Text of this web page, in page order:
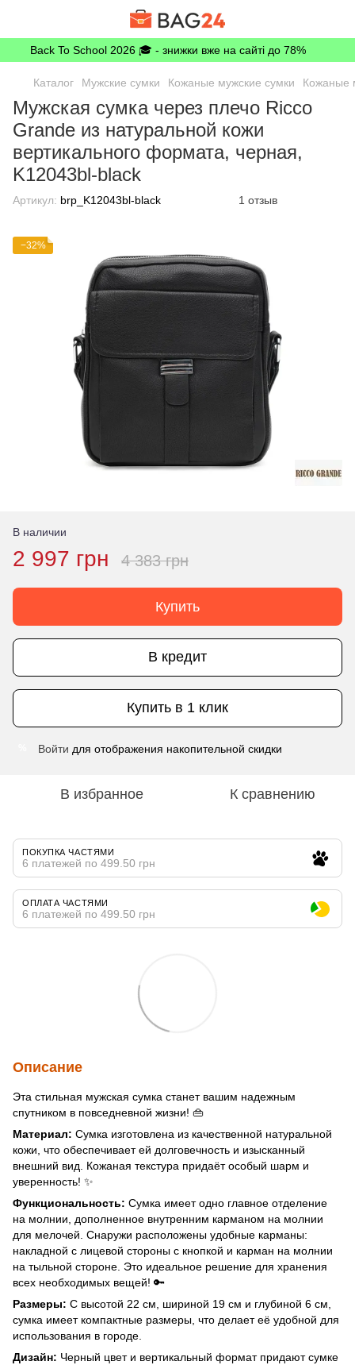
Back To School 2026 🎓 - знижки вже на сайті до 78%
Каталог Мужские сумки Кожаные мужские сумки Кожаные
Мужская сумка через плечо Ricco
Grande из натуральной кожи
вертикального формата, черная,
K12043bl-black
Артикул: brp_K12043bl-black 1 отзыв
−32%
В наличии
2 997 грн 4 383 грн
Купить
В кредит
Купить в 1 клик
Войти для отображения накопительной скидки
В избранное К сравнению
ПОКУПКА ЧАСТЯМИ
6 платежей по 499.50 грн
ОПЛАТА ЧАСТЯМИ
6 платежей по 499.50 грн
Описание
Эта стильная мужская сумка станет вашим надежным
спутником в повседневной жизни! 👜
Материал: Сумка изготовлена из качественной натуральной
кожи, что обеспечивает ей долговечность и изысканный
внешний вид. Кожаная текстура придаёт особый шарм и
уверенность! ✨
Функциональность: Сумка имеет одно главное отделение
на молнии, дополненное внутренним карманом на молнии
для мелочей. Снаружи расположены удобные карманы:
накладной с лицевой стороны с кнопкой и карман на молнии
на тыльной стороне. Это идеальное решение для хранения
всех необходимых вещей! 🔑
Размеры: С высотой 22 см, шириной 19 см и глубиной 6 см,
сумка имеет компактные размеры, что делает её удобной для
использования в городе.
Дизайн: Черный цвет и вертикальный формат придают сумке